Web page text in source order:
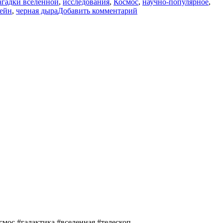
вселенной, исследования, Космос, научно-популярное,
, черная дыраДобавить комментарий